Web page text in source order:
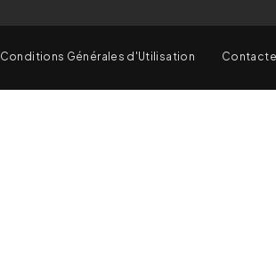
Conditions Générales d'Utilisation